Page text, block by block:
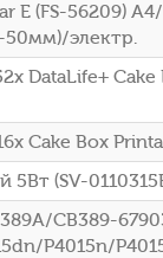
E (FS-56209)
50мм)/электр.
DataLife+ Cake
Cake Box
(SV-
CB389-
P4015n/